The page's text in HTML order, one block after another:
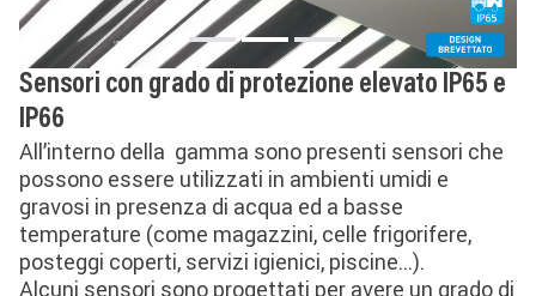
Sensori con grado di protezione elevato IP65 e
IP66
All’interno della gamma sono presenti sensori che
possono essere utilizzati in ambienti umidi e
gravosi in presenza di acqua ed a basse
temperature (come magazzini, celle frigorifere,
posteggi coperti, servizi igienici, piscine...).
Alcuni sensori sono progettati per avere un grado di